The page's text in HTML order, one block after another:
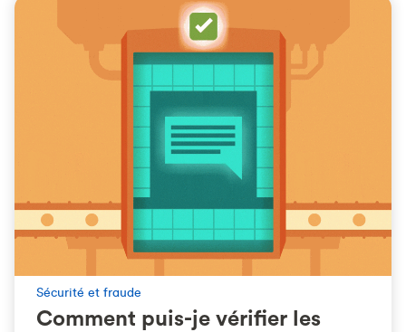
Sécurité et fraude
Comment puis-je vérifier les